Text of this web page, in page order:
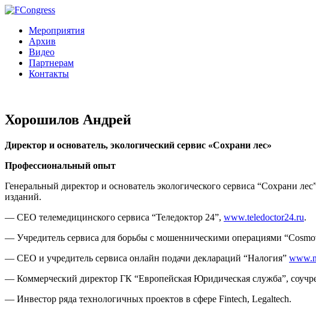
Мероприятия
Архив
Видео
Партнерам
Контакты
Хорошилов Андрей
Директор и основатель, экологический сервис «Сохрани лес»
Профессиональный опыт
Генеральный директор и основатель экологического сервиса “Сохрани
изданий.
— CEO телемедицинского сервиса “Теледоктор 24”, www.teledoctor24.ru.
— Учредитель сервиса для борьбы с мошенническими операциями
— CEO и учредитель сервиса онлайн подачи деклараций “Налогия”
— Коммерческий директор ГК “Европейская Юридическая служба”,
— Инвестор ряда технологичных проектов в сфере Fintech, Legaltech.